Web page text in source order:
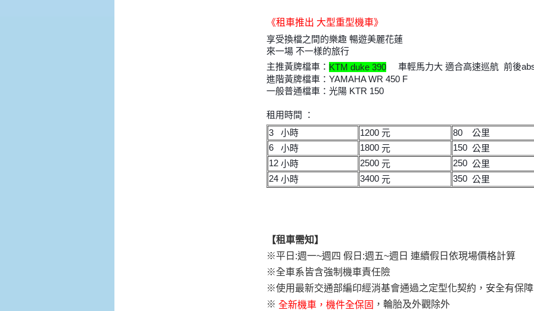
《租車推出 大型重型機車》
享受換檔之間的樂趣 暢遊美麗花蓮
來一場 不一樣的旅行
主推黃牌檔車： KTM duke 390 車輕馬力大 適合高速巡航 前後
進階黃牌檔車：YAMAHA WR 450 F
一般普通檔車：光陽 KTR 150
租用時間 ：
3 小時
1200 元
80 公里
6 小時 1800 元 150 公里
12 小時 2500 元 250 公里
24 小時 3400 元 350 公里
【租車需知】
※平日:週一~週四 假日:週五~週日 連續假日依現場價格計算
※全車系皆含強制機車責任險
※使用最新交通部編印經消基會通過之定型化契約，安全有保
※ 全新機車，機件全保固 ，輪胎及外觀除外